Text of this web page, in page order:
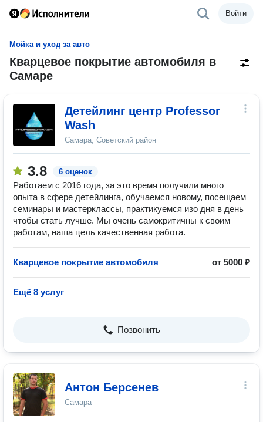
Войти
Мойка и уход за авто
Кварцевое покрытие автомобиля в
Самаре
Детейлинг центр Professor
Wash
Самара, Советский район
3.8 6 оценок
Работаем с 2016 года, за это время получили много
опыта в сфере детейлинга, обучаемся новому, посещаем
семинары и мастерклассы, практикуемся изо дня в день
чтобы стать лучше. Мы очень самокритичны к своим
работам, наша цель качественная работа.
Кварцевое покрытие автомобиля от 5000 ₽
Ещё 8 услуг
Позвонить
Антон Берсенев
Самара